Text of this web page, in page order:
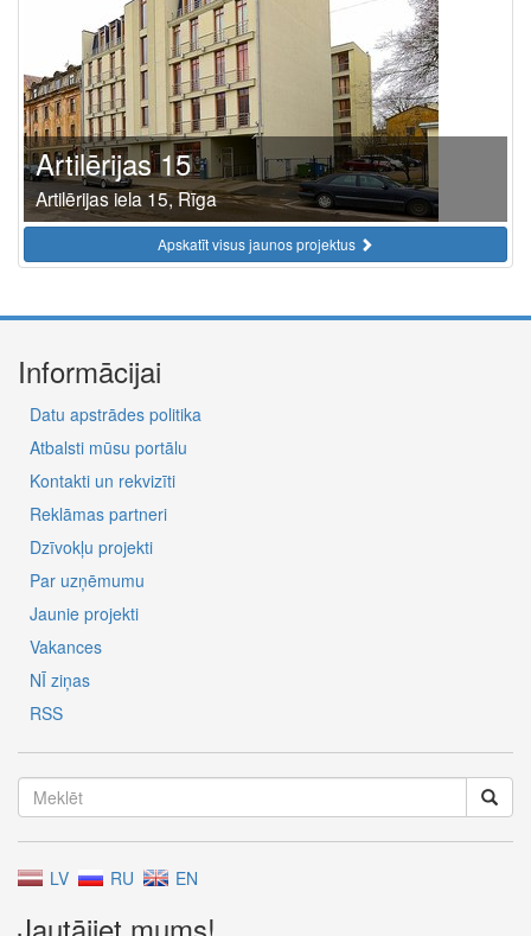
Artilērijas 15
Artilērijas iela 15, Rīga
Apskatīt visus jaunos projektus
Informācijai
Datu apstrādes politika
Atbalsti mūsu portālu
Kontakti un rekvizīti
Reklāmas partneri
Dzīvokļu projekti
Par uzņēmumu
Jaunie projekti
Vakances
NĪ ziņas
RSS
LV RU EN